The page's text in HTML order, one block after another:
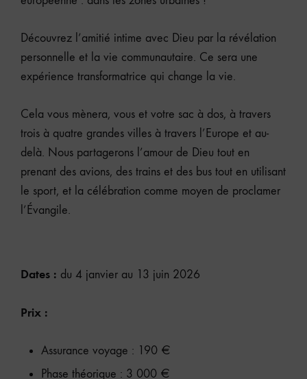
Découvrez l’amitié intime avec Dieu par la révélation
personnelle et la vie communautaire. Ce sera une
expérience transformatrice qui change la vie.
Cela vous mènera, vous et votre sac à dos, à travers
trois à quatre grandes villes à travers l’Europe et au-
delà. Nous partagerons l’amour de Dieu tout en
prenant des avions, des trains et des bus tout en utilisant
le sport, et la célébration comme moyen de proclamer
l’Évangile.
Dates : du 4 janvier au 13 juin 2026
Prix :
Assurance voyage : 190 €
Phase théorique : 3 000 €